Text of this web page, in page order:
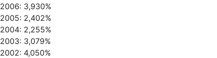
2006: 3,930%
2005: 2,402%
2004: 2,255%
2003: 3,079%
2002: 4,050%